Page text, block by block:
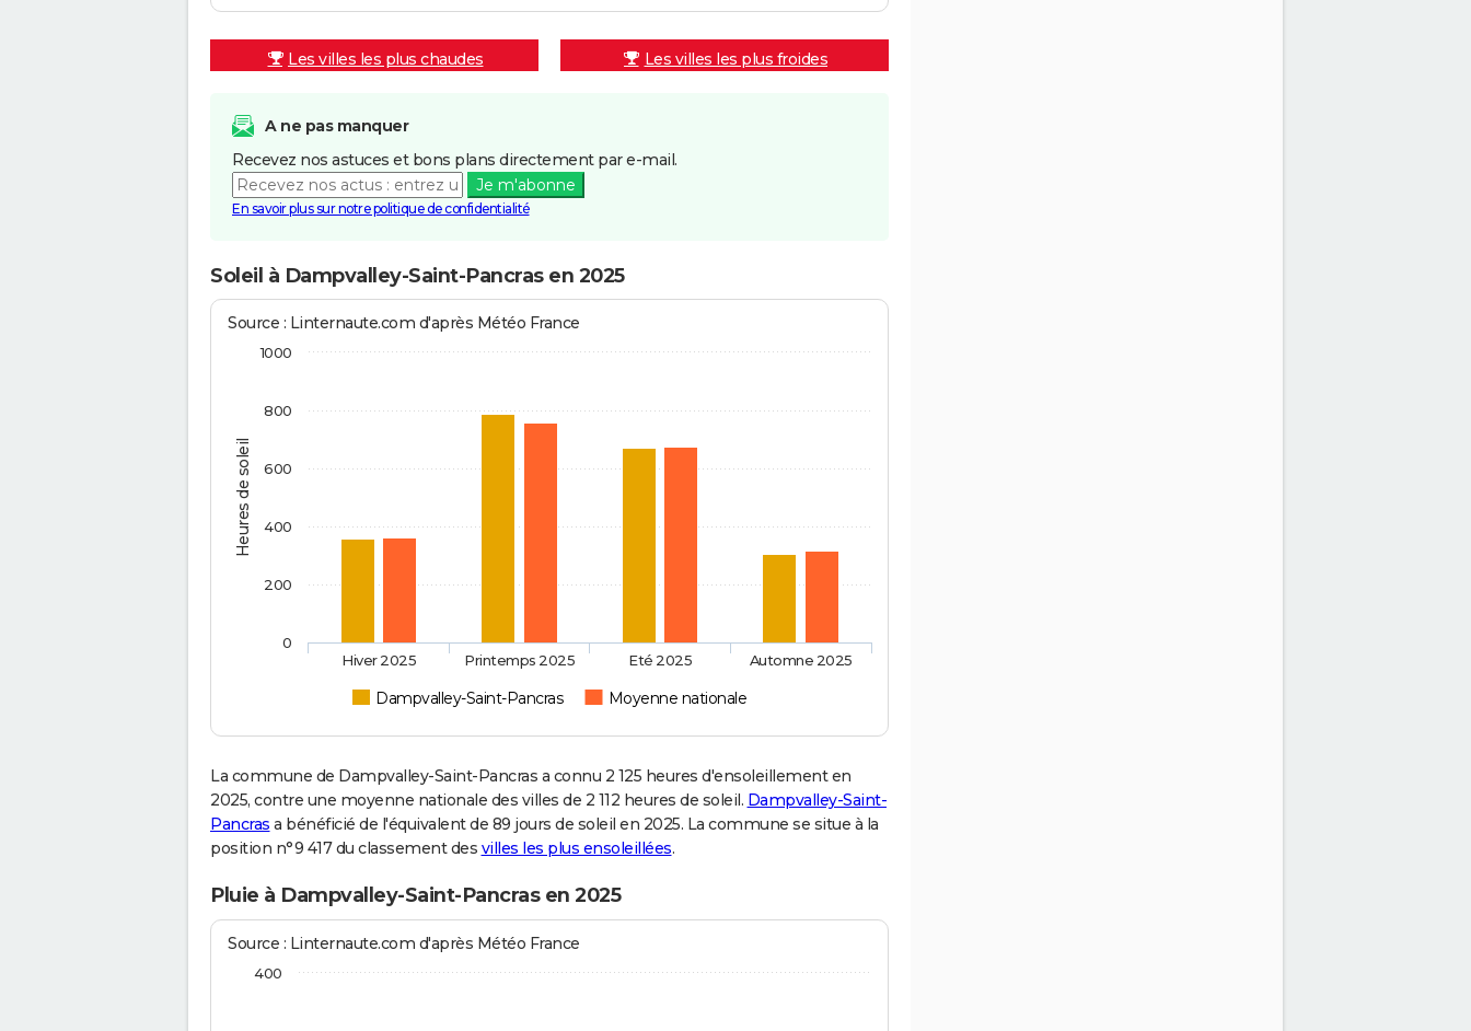
Les villes les plus chaudes Les villes les plus froides
A ne pas manquer
Recevez nos astuces et bons plans directement par e-mail.
Je m'abonne
En savoir plus sur notre politique de confidentialité
Soleil à Dampvalley-Saint-Pancras en 2025
Heures de soleil
Source : Linternaute.com d'après Météo France
Dampvalley-Saint-Pancras Moyenne nationale
Hiver 2025 Printemps 2025 Eté 2025 Automne 2025
0
200
400
600
800
1000
La commune de Dampvalley-Saint-Pancras a connu 2 125 heures d'ensoleillement en
2025, contre une moyenne nationale des villes de 2 112 heures de soleil. Dampvalley-Saint-
Pancras a bénéficié de l'équivalent de 89 jours de soleil en 2025. La commune se situe à la
position n°9 417 du classement des villes les plus ensoleillées.
Pluie à Dampvalley-Saint-Pancras en 2025
Source : Linternaute.com d'après Météo France
400